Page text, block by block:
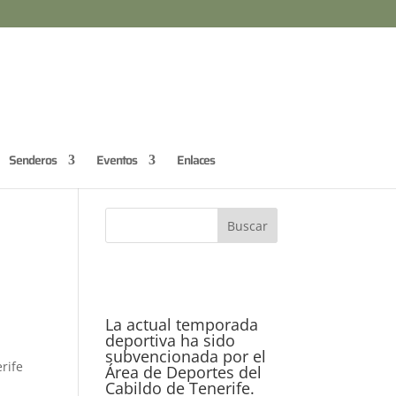
Senderos Eventos Enlaces
La actual temporada
deportiva ha sido
subvencionada por el
Área de Deportes del
Cabildo de Tenerife.